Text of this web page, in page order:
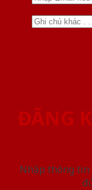
ĐĂNG
Nhập thông tin